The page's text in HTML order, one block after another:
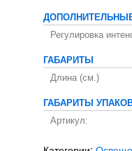
Регулировка
ГАБАРИТЫ
Длина (см.)
ГАБАРИТЫ
Артикул: